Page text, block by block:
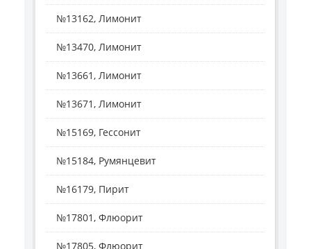
№13162, Лимонит
№13470, Лимонит
№13661, Лимонит
№13671, Лимонит
№15169, Гессонит
№15184, Румянцевит
№16179, Пирит
№17801, Флюорит
№17805, Флюорит